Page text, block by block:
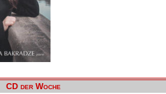
CD der Woche